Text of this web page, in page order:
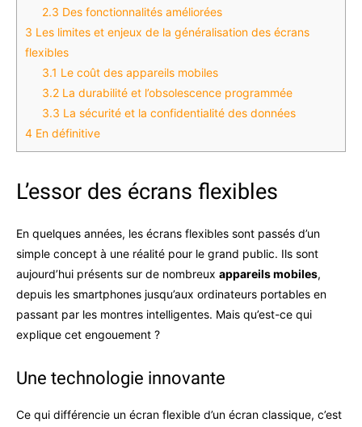
2.3 Des fonctionnalités améliorées
3 Les limites et enjeux de la généralisation des écrans
flexibles
3.1 Le coût des appareils mobiles
3.2 La durabilité et l’obsolescence programmée
3.3 La sécurité et la confidentialité des données
4 En définitive
L’essor des écrans flexibles
En quelques années, les écrans flexibles sont passés d’un
simple concept à une réalité pour le grand public. Ils sont
aujourd’hui présents sur de nombreux appareils mobiles,
depuis les smartphones jusqu’aux ordinateurs portables en
passant par les montres intelligentes. Mais qu’est-ce qui
explique cet engouement ?
Une technologie innovante
Ce qui différencie un écran flexible d’un écran classique, c’est